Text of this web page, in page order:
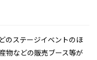
のステージイベントのほ
物などの販売ブース等が